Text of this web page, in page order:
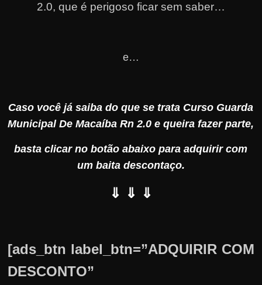
2.0, que é perigoso ficar sem saber…
e…
Caso você já saiba do que se trata Curso Guarda
Municipal De Macaíba Rn 2.0 e queira fazer parte,
basta clicar no botão abaixo para adquirir com
um baita descontaço.
⇓ ⇓ ⇓
[ads_btn label_btn=”ADQUIRIR COM
DESCONTO”